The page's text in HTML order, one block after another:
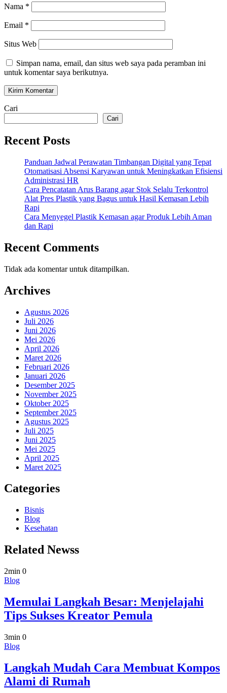
Nama *
Email *
Situs Web
Simpan nama, email, dan situs web saya pada peramban ini
untuk komentar saya berikutnya.
Cari
Cari
Recent Posts
Panduan Jadwal Perawatan Timbangan Digital yang Tepat
Otomatisasi Absensi Karyawan untuk Meningkatkan Efisiensi
Administrasi HR
Cara Pencatatan Arus Barang agar Stok Selalu Terkontrol
Alat Pres Plastik yang Bagus untuk Hasil Kemasan Lebih
Rapi
Cara Menyegel Plastik Kemasan agar Produk Lebih Aman
dan Rapi
Recent Comments
Tidak ada komentar untuk ditampilkan.
Archives
Agustus 2026
Juli 2026
Juni 2026
Mei 2026
April 2026
Maret 2026
Februari 2026
Januari 2026
Desember 2025
November 2025
Oktober 2025
September 2025
Agustus 2025
Juli 2025
Juni 2025
Mei 2025
April 2025
Maret 2025
Categories
Bisnis
Blog
Kesehatan
Related Newss
2min 0
Blog
Memulai Langkah Besar: Menjelajahi
Tips Sukses Kreator Pemula
3min 0
Blog
Langkah Mudah Cara Membuat Kompos
Alami di Rumah